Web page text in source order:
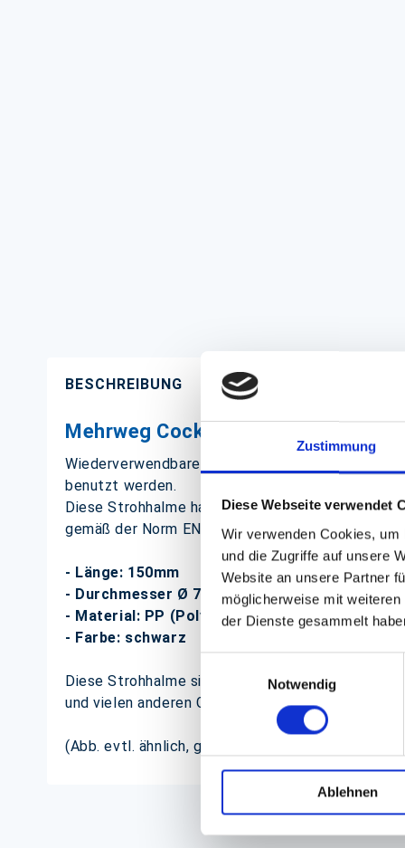
Zustimmung
Diese Webseite verwendet
Wir verwenden Cookies,
und die Zugriffe auf unsere
Website an unsere Partner
möglicherweise mit
der Dienste gesammelt
Notwendig
Ablehnen
BESCHREIBUNG
Mehrweg Cocktail Trinkhalme
Wiederverwendbare Trinkhalme aus
benutzt werden.
Diese Strohhalme haben erfolgreich 50
gemäß der Norm EN 12875-1:2005
- Länge: 150mm
- Durchmesser Ø 7mm
- Material: PP (Polypropylen)
- Farbe: schwarz
Diese Strohhalme sind vielseitig einsetzbar und
und vielen anderen Gelegenheiten geeignet. Sie
(Abb. evtl. ähnlich, ggf. ohne Dekoration)